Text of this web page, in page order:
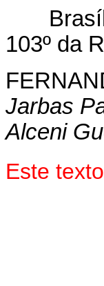
103º da
Jarbas
Alceni
Este